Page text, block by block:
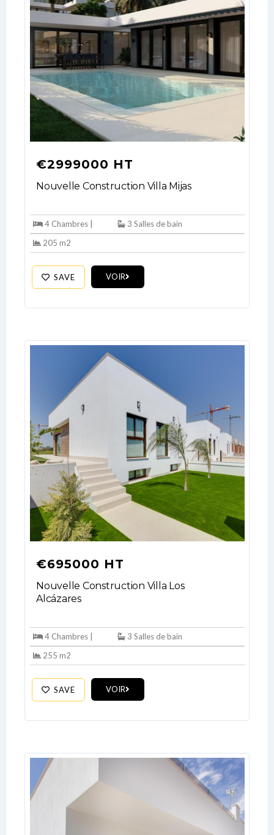
€2999000 HT
Nouvelle Construction Villa Mijas
4 Chambres |
3 Salles de bain
205 m2
SAVE VOIR
€695000 HT
Nouvelle Construction Villa Los
Alcázares
4 Chambres |
3 Salles de bain
255 m2
SAVE VOIR
Log In
Don't have an account?Sign Up
Username
Password
No apps configured. Please contact
your administrator.